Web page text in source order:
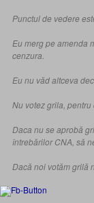
Punctul de vedere
Eu merg pe amenda
cenzura.
Eu nu văd altceva
Nu votez grila, pentru
Daca nu se aprobă
întrebărilor CNA, să
Dacă noi votăm grilă